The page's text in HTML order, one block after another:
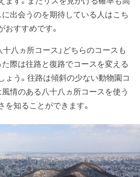
に出会うのを期待している人はこち
おすすめです。
十八ヵ所コース」どちらのコースも
た際は往路と復路でコースを変える
ょう。往路は傾斜の少ない動物園コ
風情のある八十八ヵ所コースを使う
を知ることができます。